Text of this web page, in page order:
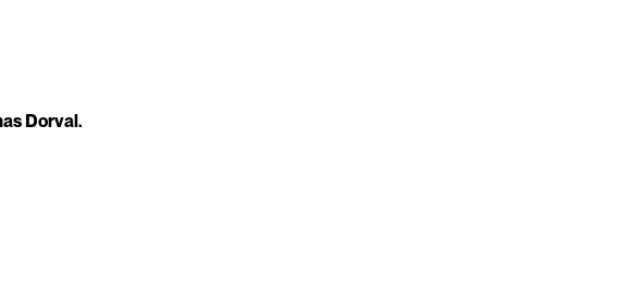
Dorval.